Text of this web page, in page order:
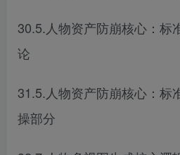
30.5.人物资产防崩核心：标
论
31.5.人物资产防崩核心：标
操部分